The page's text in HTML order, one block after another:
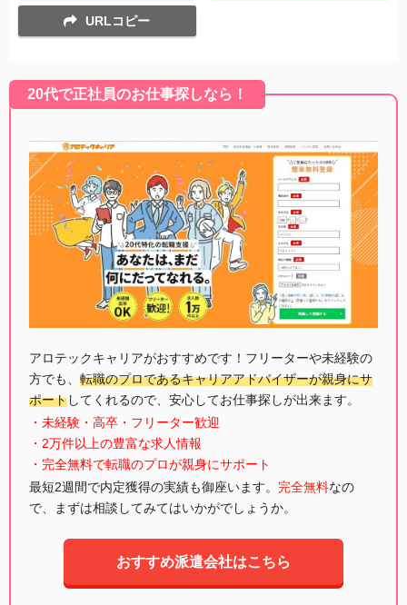
URLコピー
20代で正社員のお仕事探しなら！
アロテックキャリアがおすすめです！フリーターや未経験の
方でも、 転職のプロであるキャリアアドバイザーが親身にサ
ポートしてくれるので、安心してお仕事探しが出来ます。
・未経験・高卒・フリーター歓迎
・2万件以上の豊富な求人情報
・完全無料で転職のプロが親身にサポート
最短2週間で内定獲得の実績も御座います。 完全無料なの
で、まずは相談してみてはいかがでしょうか。
おすすめ派遣会社はこちら